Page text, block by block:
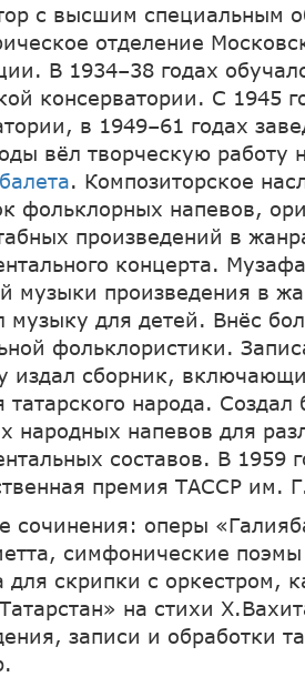
с высшим специальным
отделение
В 1934–38 годах
консерватории. С 1945
в 1949–61 годах
вёл творческую работу
. Композиторское
фольклорных напевов,
произведений в
концерта.
музыки произведения в
музыку для детей. Внёс
фольклористики.
издал сборник,
татарского народа.
народных напевов для
составов. В
премия ТАССР им.
сочинения: оперы
симфонические
для скрипки с оркестром,
на стихи
записи и обработки